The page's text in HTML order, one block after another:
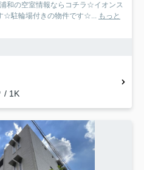
和の空室情報ならコチラ☆イオンス
☆駐輪場付きの物件です☆... もっと
/ 1K